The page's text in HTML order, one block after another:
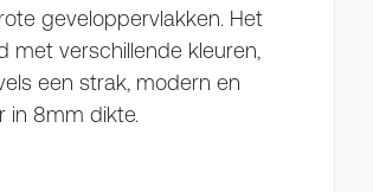
geveloppervlakken. Het
met verschillende kleuren,
een strak, modern en
in 8mm dikte.